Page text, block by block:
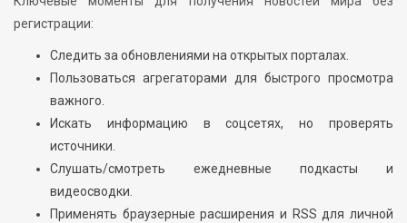
регистрации:
Следить за обновлениями на открытых порталах.
Пользоваться агрегаторами для быстрого просмотра
важного.
Искать информацию в соцсетях, но проверять
источники.
Слушать/смотреть ежедневные подкасты и
видеосводки.
Применять браузерные расширения и RSS для личной